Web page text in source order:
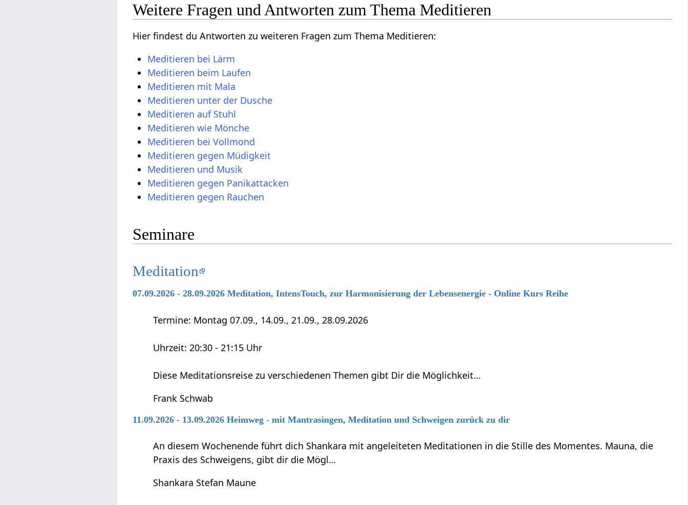
Weitere Fragen und Antworten zum Thema Meditieren
Hier findest du Antworten zu weiteren Fragen zum Thema Meditieren:
Meditieren bei Lärm
Meditieren beim Laufen
Meditieren mit Mala
Meditieren unter der Dusche
Meditieren auf Stuhl
Meditieren wie Mönche
Meditieren bei Vollmond
Meditieren gegen Müdigkeit
Meditieren und Musik
Meditieren gegen Panikattacken
Meditieren gegen Rauchen
Seminare
Meditation
07.09.2026 - 28.09.2026 Meditation, IntensTouch, zur Harmonisierung der Lebensenergie - Online Kurs Reihe
Termine: Montag 07.09., 14.09., 21.09., 28.09.2026
Uhrzeit: 20:30 - 21:15 Uhr
Diese Meditationsreise zu verschiedenen Themen gibt Dir die Möglichkeit…
Frank Schwab
11.09.2026 - 13.09.2026 Heimweg - mit Mantrasingen, Meditation und Schweigen zurück zu dir
An diesem Wochenende führt dich Shankara mit angeleiteten Meditationen in die Stille des Momentes. Mauna, die
Praxis des Schweigens, gibt dir die Mögl…
Shankara Stefan Maune